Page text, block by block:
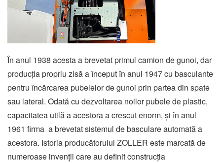
În anul 1938 acesta a brevetat primul camion de gunoi, dar
producția propriu zisă a început în anul 1947 cu basculante
pentru încărcarea pubelelor de gunoi prin partea din spate
sau lateral. Odată cu dezvoltarea noilor pubele de plastic,
capacitatea utilă a acestora a crescut enorm, și în anul
1961 firma a brevetat sistemul de basculare automată a
acestora. Istoria producătorului ZOLLER este marcată de
numeroase invenții care au definit construcția